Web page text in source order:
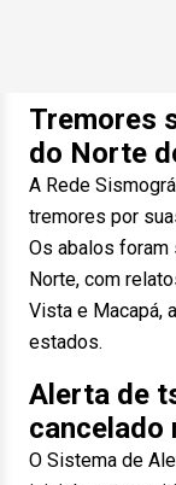
Tremores
do Norte
A Rede
tremores por
Os abalos foram
Norte, com
Vista e Macapá,
estados.
Alerta de
cancelado
O Sistema de